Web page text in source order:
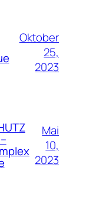
Oktober
25,
2023
Mai
10,
2023